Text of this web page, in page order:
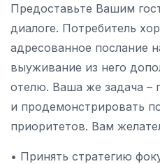
Предоставьте Вашим
диалоге. Потребитель
адресованное послание
выуживание из него
отелю. Ваша же задача –
и продемонстрировать
приоритетов. Вам
• Принять стратегию